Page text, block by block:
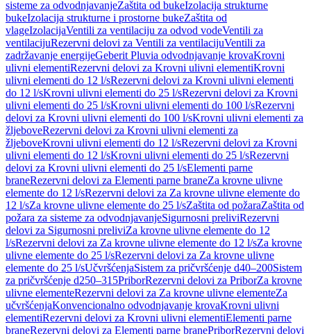
sisteme za odvodnjavanjeZaštita od bukeIzolacija strukturne
bukeIzolacija strukturne i prostorne bukeZaštita od
vlageIzolacijaVentili za ventilaciju za odvod vodeVentili za
ventilacijuRezervni delovi za Ventili za ventilacijuVentili za
zadržavanje energijeGeberit Pluvia odvodnjavanje krovaKrovni
ulivni elementiRezervni delovi za Krovni ulivni elementiKrovni
ulivni elementi do 12 l/sRezervni delovi za Krovni ulivni elementi
do 12 l/sKrovni ulivni elementi do 25 l/sRezervni delovi za Krovni
ulivni elementi do 25 l/sKrovni ulivni elementi do 100 l/sRezervni
delovi za Krovni ulivni elementi do 100 l/sKrovni ulivni elementi za
žljeboveRezervni delovi za Krovni ulivni elementi za
žljeboveKrovni ulivni elementi do 12 l/sRezervni delovi za Krovni
ulivni elementi do 12 l/sKrovni ulivni elementi do 25 l/sRezervni
delovi za Krovni ulivni elementi do 25 l/sElementi parne
braneRezervni delovi za Elementi parne braneZa krovne ulivne
elemente do 12 l/sRezervni delovi za Za krovne ulivne elemente do
12 l/sZa krovne ulivne elemente do 25 l/sZaštita od požaraZaštita od
požara za sisteme za odvodnjavanjeSigurnosni preliviRezervni
delovi za Sigurnosni preliviZa krovne ulivne elemente do 12
l/sRezervni delovi za Za krovne ulivne elemente do 12 l/sZa krovne
ulivne elemente do 25 l/sRezervni delovi za Za krovne ulivne
elemente do 25 l/sUčvršćenjaSistem za pričvršćenje d40–200Sistem
za pričvršćenje d250–315PriborRezervni delovi za PriborZa krovne
ulivne elementeRezervni delovi za Za krovne ulivne elementeZa
učvršćenjaKonvencionalno odvodnjavanje krovaKrovni ulivni
elementiRezervni delovi za Krovni ulivni elementiElementi parne
braneRezervni delovi za Elementi parne branePriborRezervni delovi